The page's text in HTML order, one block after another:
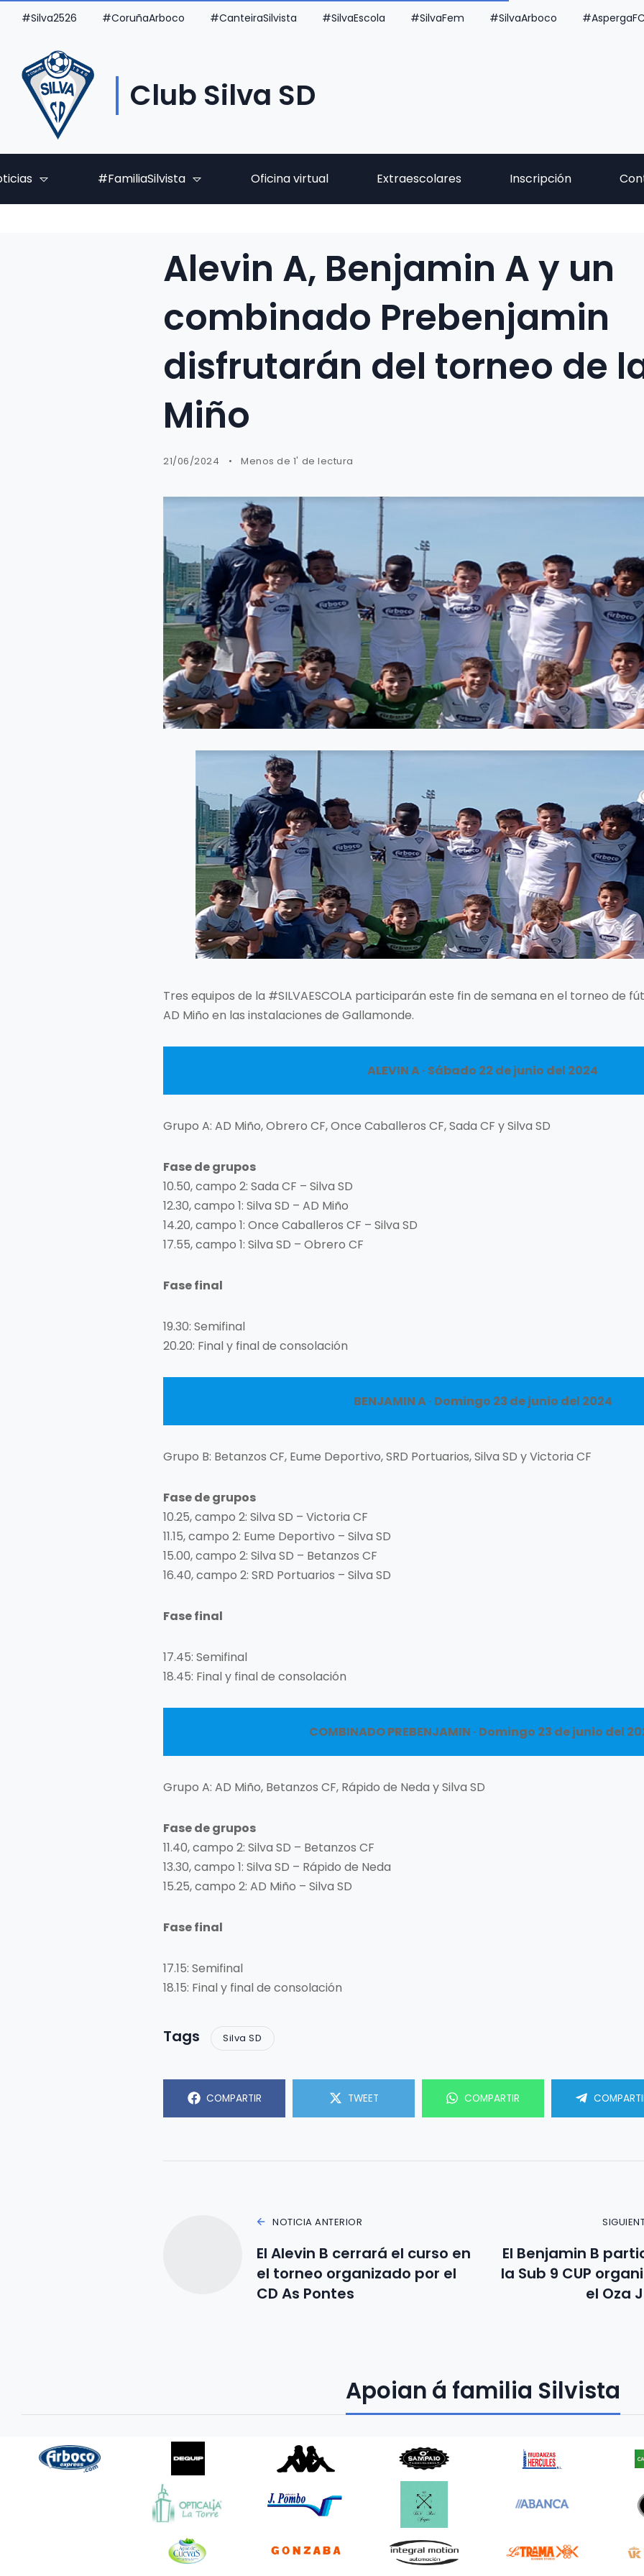
#Silva2526 #CoruñaArboco #CanteiraSilvista #SilvaEscola #SilvaFem #SilvaArboco
Club Silva SD
#FamiliaSilvista Oficina virtual Extraescolares Inscripción
Alevin A, Benjamin A y un
combinado Prebenjamin
disfrutarán del torneo de
Miño
21/06/2024 Menos de 1' de lectura
Tres equipos de la #SILVAESCOLA participarán este fin de semana en el torneo de
AD Miño en las instalaciones de Gallamonde.
ALEVIN A · Sábado 22 de junio del 2024
Grupo A: AD Miño, Obrero CF, Once Caballeros CF, Sada CF y Silva SD
Fase de grupos
10.50, campo 2: Sada CF – Silva SD
12.30, campo 1: Silva SD – AD Miño
14.20, campo 1: Once Caballeros CF – Silva SD
17.55, campo 1: Silva SD – Obrero CF
Fase final
19.30: Semifinal
20.20: Final y final de consolación
BENJAMIN A · Domingo 23 de junio del 2024
Grupo B: Betanzos CF, Eume Deportivo, SRD Portuarios, Silva SD y Victoria CF
Fase de grupos
10.25, campo 2: Silva SD – Victoria CF
11.15, campo 2: Eume Deportivo – Silva SD
15.00, campo 2: Silva SD – Betanzos CF
16.40, campo 2: SRD Portuarios – Silva SD
Fase final
17.45: Semifinal
18.45: Final y final de consolación
COMBINADO PREBENJAMIN · Domingo 23 de junio del
Grupo A: AD Miño, Betanzos CF, Rápido de Neda y Silva SD
Fase de grupos
11.40, campo 2: Silva SD – Betanzos CF
13.30, campo 1: Silva SD – Rápido de Neda
15.25, campo 2: AD Miño – Silva SD
Fase final
17.15: Semifinal
18.15: Final y final de consolación
Tags Silva SD
COMPARTIR TWEET COMPARTIR
NOTICIA ANTERIOR
El Alevin B cerrará el curso en
el torneo organizado por el
CD As Pontes
El Benjamin B
la Sub 9 CUP
el Oza
Apoian á familia Silvista